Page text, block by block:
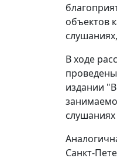
объектов
В ходе
издании
слушаниях
Санкт-